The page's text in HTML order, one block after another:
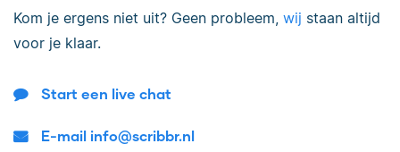
Kom je ergens niet uit? Geen probleem, wij staan altijd
voor je klaar.
Start een live chat
E-mail info@scribbr.nl